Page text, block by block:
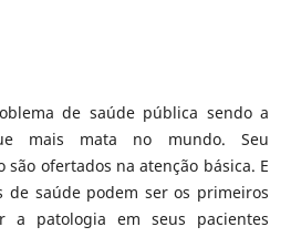
de saúde pública sendo a
mais mata no mundo. Seu
ofertados na atenção básica. E
de saúde podem ser os primeiros
a patologia em seus pacientes